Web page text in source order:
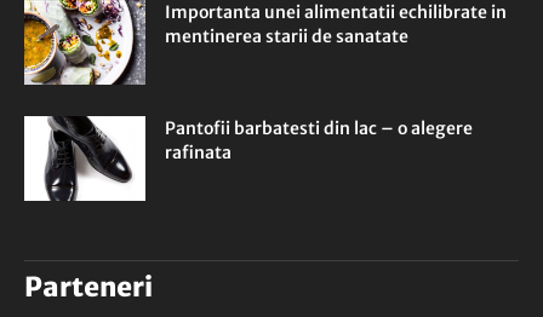
Importanta unei alimentatii echilibrate in
mentinerea starii de sanatate
Pantofii barbatesti din lac – o alegere
rafinata
Parteneri